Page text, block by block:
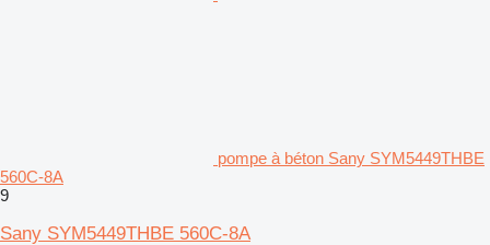
pompe à béton Sany SYM5449THBE
560C-8A
9
Sany SYM5449THBE 560C-8A